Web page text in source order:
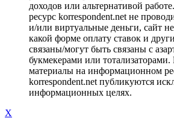
доходов или альтернативой
ресурс korrespondent.net не
и/или виртуальные деньги, сайт
какой форме оплату ставок и
связаны/могут быть связаны с
букмекерами или
материалы на информационном
korrespondent.net публикуются
информационных целях.
X